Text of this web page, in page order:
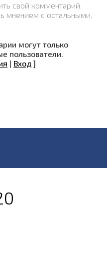
свой комментарий.
мнением с остальными.
могут только
пользователи.
| Вход ]